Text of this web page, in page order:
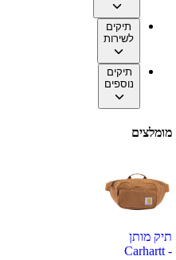
תיקים
לשירות
תיקים
נוספים
מומלצים
תיק מותן
Carhartt -